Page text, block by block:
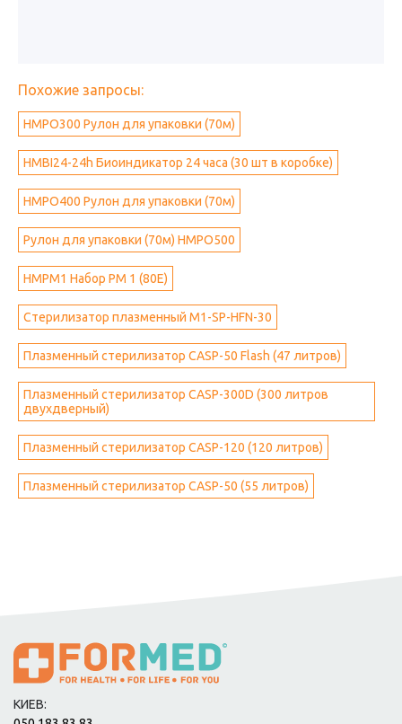
Похожие запросы:
HMPO300 Рулон для упаковки (70м)
HMBI24-24h Биоиндикатор 24 часа (30 шт в коробке)
HMPO400 Рулон для упаковки (70м)
Рулон для упаковки (70м) HMPO500
HMPM1 Набор PM 1 (80E)
Стерилизатор плазменный M1-SP-HFN-30
Плазменный стерилизатор CASP-50 Flash (47 литров)
Плазменный стерилизатор CASP-300D (300 литров
двухдверный)
Плазменный стерилизатор CASP-120 (120 литров)
Плазменный стерилизатор CASP-50 (55 литров)
КИЕВ: